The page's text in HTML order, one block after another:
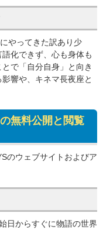
やってきた訳あり少
化できず、心も身体も
で「自分自身」と向き
響や、キネマ長夜座と
無料公開と閲覧
のウェブサイトおよびア
日からすぐに物語の世界